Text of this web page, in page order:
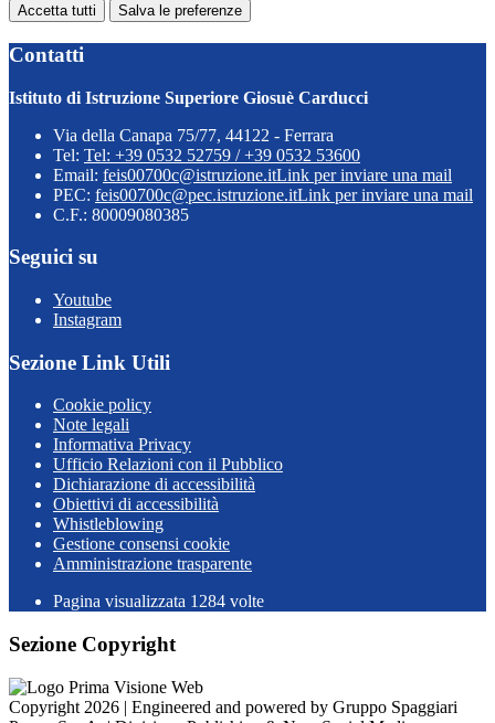
Accetta tutti Salva le preferenze
Contatti
Istituto di Istruzione Superiore Giosuè Carducci
Via della Canapa 75/77, 44122 - Ferrara
Tel: Tel: +39 0532 52759 / +39 0532 53600
Email: feis00700c@istruzione.itLink per inviare una mail
PEC: feis00700c@pec.istruzione.itLink per inviare una mail
C.F.: 80009080385
Seguici su
Youtube
Instagram
Sezione Link Utili
Cookie policy
Note legali
Informativa Privacy
Ufficio Relazioni con il Pubblico
Dichiarazione di accessibilità
Obiettivi di accessibilità
Whistleblowing
Gestione consensi cookie
Amministrazione trasparente
Pagina visualizzata 1284 volte
Sezione Copyright
Copyright 2026 | Engineered and powered by Gruppo Spaggiari